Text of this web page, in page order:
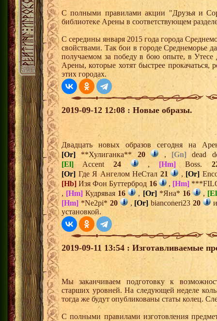
С полными правилами акции "Друзья и
библиотеке Арены в соответствующем
С середины января 2015 года города
свойствами. Так бои в городе Среднеморье
получаемом за победу в бою опыте, в
Арены, которые хотят быстрее прокачаться,
этих городах.
2019-09-12 12:08 : Новые образы.
Двадцать новых образов сегодня на
[Or] **Хулиганка** 20 , [Gn] dead
[El] Accent24 , [Hm] Boss.
[Or] Где Я Ангелом НеСтал 21 , [Or]
[Hb] Изя Фон Буттерброд 16 , [Hm]
, [Hm] Кудрявая 16 , [Or]*Яна* 16 ,
[Hm] *Ne2pi* 20 , [Or]bianconeri2320
установкой.
2019-09-11 13:54 : Изготавливаемые
Мы заканчиваем подготовку к
старших уровней. На следующей неделе
тогда же будут опубликованы статы колец.
С полными правилами изготовления